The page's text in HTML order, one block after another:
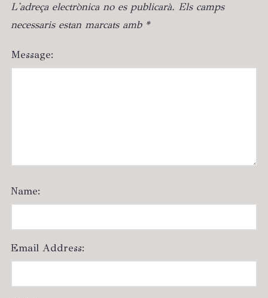
L'adreça electrònica no es publicarà. Els camps
necessaris estan marcats amb *
Message:
Name:
Email Address: